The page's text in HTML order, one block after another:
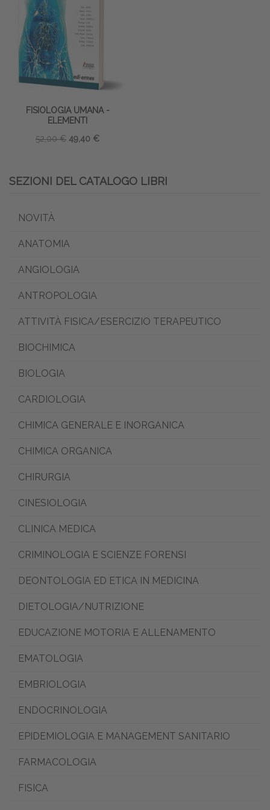
FISIOLOGIA UMANA -
ELEMENTI
52,00 € 49,40 €
SEZIONI DEL CATALOGO LIBRI
NOVITÀ
ANATOMIA
ANGIOLOGIA
ANTROPOLOGIA
ATTIVITÀ FISICA/ESERCIZIO TERAPEUTICO
BIOCHIMICA
BIOLOGIA
CARDIOLOGIA
CHIMICA GENERALE E INORGANICA
CHIMICA ORGANICA
CHIRURGIA
CINESIOLOGIA
CLINICA MEDICA
CRIMINOLOGIA E SCIENZE FORENSI
DEONTOLOGIA ED ETICA IN MEDICINA
DIETOLOGIA/NUTRIZIONE
EDUCAZIONE MOTORIA E ALLENAMENTO
EMATOLOGIA
EMBRIOLOGIA
ENDOCRINOLOGIA
EPIDEMIOLOGIA E MANAGEMENT SANITARIO
FARMACOLOGIA
FISICA